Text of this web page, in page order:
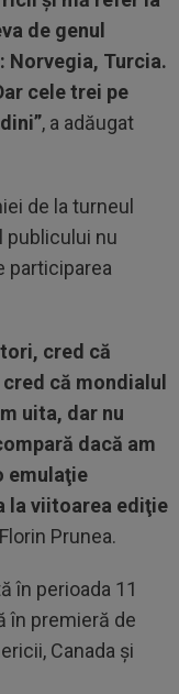
de genul
Norvegia, Turcia.
cele trei pe
, a adăugat
de la turneul
publicului nu
participarea
cred că
că mondialul
uita, dar nu
dacă am
emulaţie
la viitoarea ediţie
Prunea.
în perioada 11
în premieră de
Canada şi